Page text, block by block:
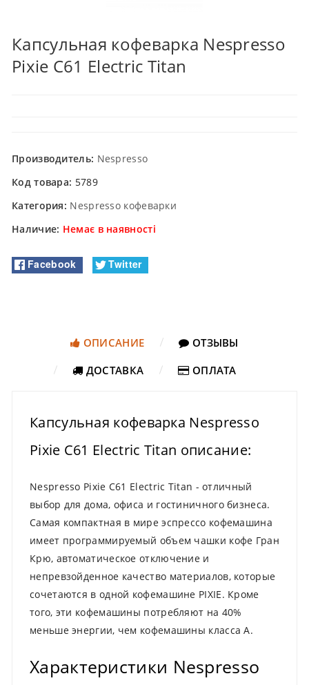
Капсульная кофеварка Nespresso
Pixie C61 Electric Titan
Производитель: Nespresso
Код товара: 5789
Категория: Nespresso кофеварки
Наличие: Немає в наявності
Facebook Twitter
ОПИСАНИЕ
ОТЗЫВЫ
ДОСТАВКА
ОПЛАТА
Капсульная кофеварка Nespresso
Pixie C61 Electric Titan описание:
Nespresso Pixie C61 Electric Titan - отличный
выбор для дома, офиса и гостиничного бизнеса.
Самая компактная в мире эспрессо кофемашина
имеет программируемый объем чашки кофе Гран
Крю, автоматическое отключение и
непревзойденное качество материалов, которые
сочетаются в одной кофемашине PIXIE. Кроме
того, эти кофемашины потребляют на 40%
меньше энергии, чем кофемашины класса А.
Характеристики Nespresso